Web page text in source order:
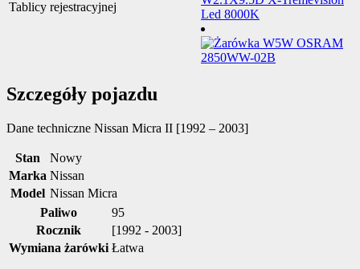
Tablicy rejestracyjnej
Szczegóły pojazdu
Dane techniczne Nissan Micra II [1992 – 2003]
Stan
Nowy
Marka Nissan
Model Nissan Micra
Paliwo
95
Rocznik
[1992 - 2003]
Wymiana żarówki Łatwa